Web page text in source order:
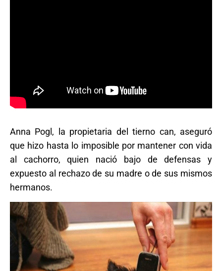
Anna Pogl, la propietaria del tierno can, aseguró
que hizo hasta lo imposible por mantener con vida
al cachorro, quien nació bajo de defensas y
expuesto al rechazo de su madre o de sus mismos
hermanos.